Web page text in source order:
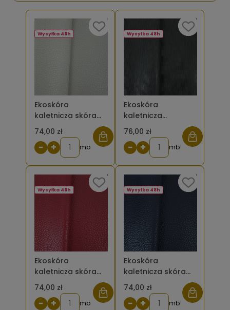
Ekoskóra
kaletnicza skóra
zwierzęca jasna
szara
74,00 zł
Wysyłka 48h
− + mb
Ekoskóra
kaletnicza
plecionka drobna
z połyskiem czarna
76,00 zł
Wysyłka 48h
− + mb
Ekoskóra
kaletnicza skóra
zwierzęca
bordowa
74,00 zł
Wysyłka 48h
− + mb
Ekoskóra
kaletnicza skóra
zwierzęca
granatowa
74,00 zł
Wysyłka 48h
− + mb